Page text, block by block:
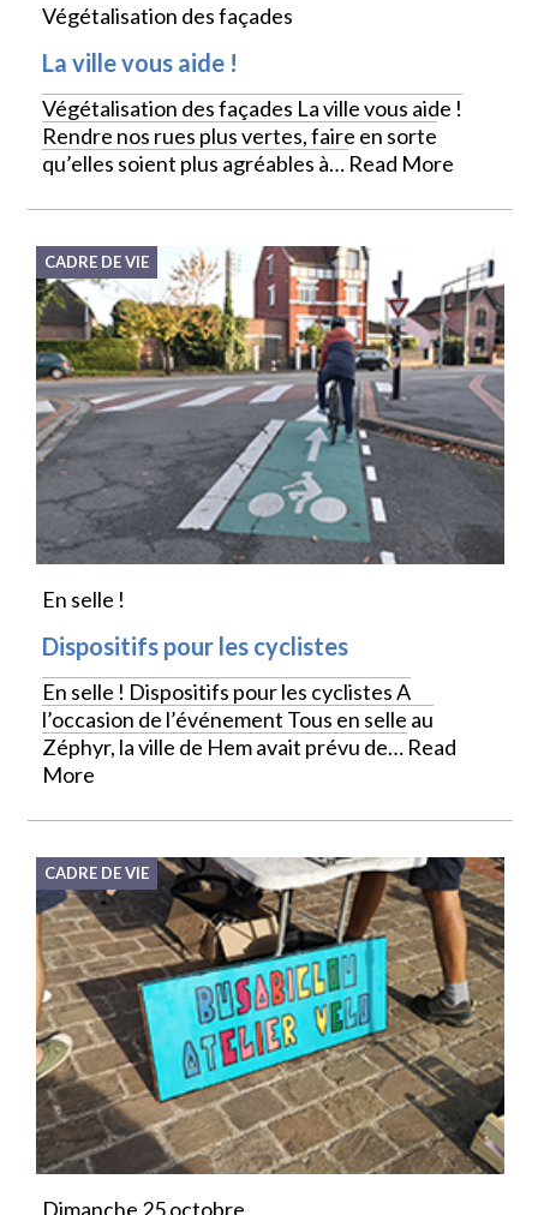
Végétalisation des façades
La ville vous aide !
Végétalisation des façades La ville vous aide !
Rendre nos rues plus vertes, faire en sorte
qu’elles soient plus agréables à… Read More
CADRE DE VIE
En selle !
Dispositifs pour les cyclistes
En selle ! Dispositifs pour les cyclistes A
l’occasion de l’événement Tous en selle au
Zéphyr, la ville de Hem avait prévu de… Read
More
CADRE DE VIE
Dimanche 25 octobre